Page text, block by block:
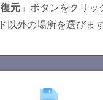
復元 」ボタンをクリ
以外の場所を選びま